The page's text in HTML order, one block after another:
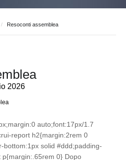
/ Resoconti assemblea
2026
auto;font:17px/1.7
report h2{margin:2rem 0
bottom:1px solid #ddd;padding-
0} Dopo